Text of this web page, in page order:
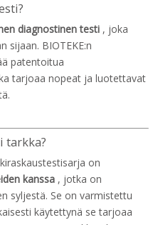
diagnostinen testi , joka
sijaan. BIOTEKE:n
patentoitua
tarjoaa nopeat ja luotettavat
tarkka?
on
kanssa , jotka on
syljestä. Se on varmistettu
käytettynä se tarjoaa